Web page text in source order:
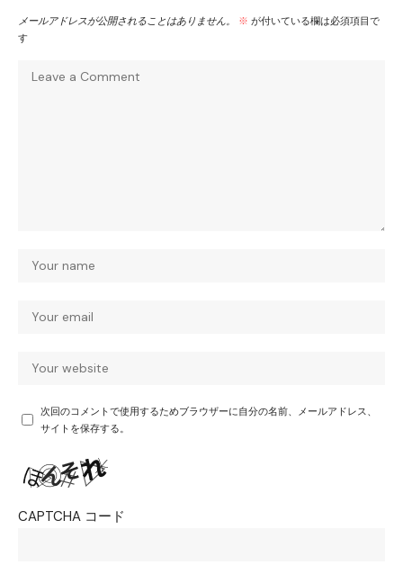
メールアドレスが公開されることはありません。 ※ が付いている欄は必須項目で
す
次回のコメントで使用するためブラウザーに自分の名前、メールアドレス、
サイトを保存する。
CAPTCHA コード